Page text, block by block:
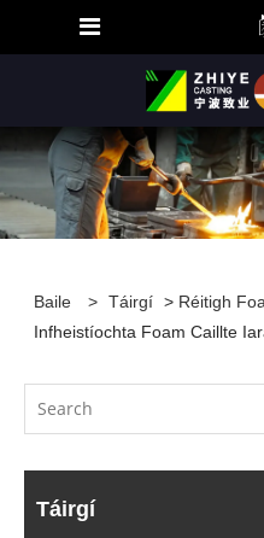
Baile > Táirgí > Réitigh
Infheistíochta Foam Caillte
Táirgí